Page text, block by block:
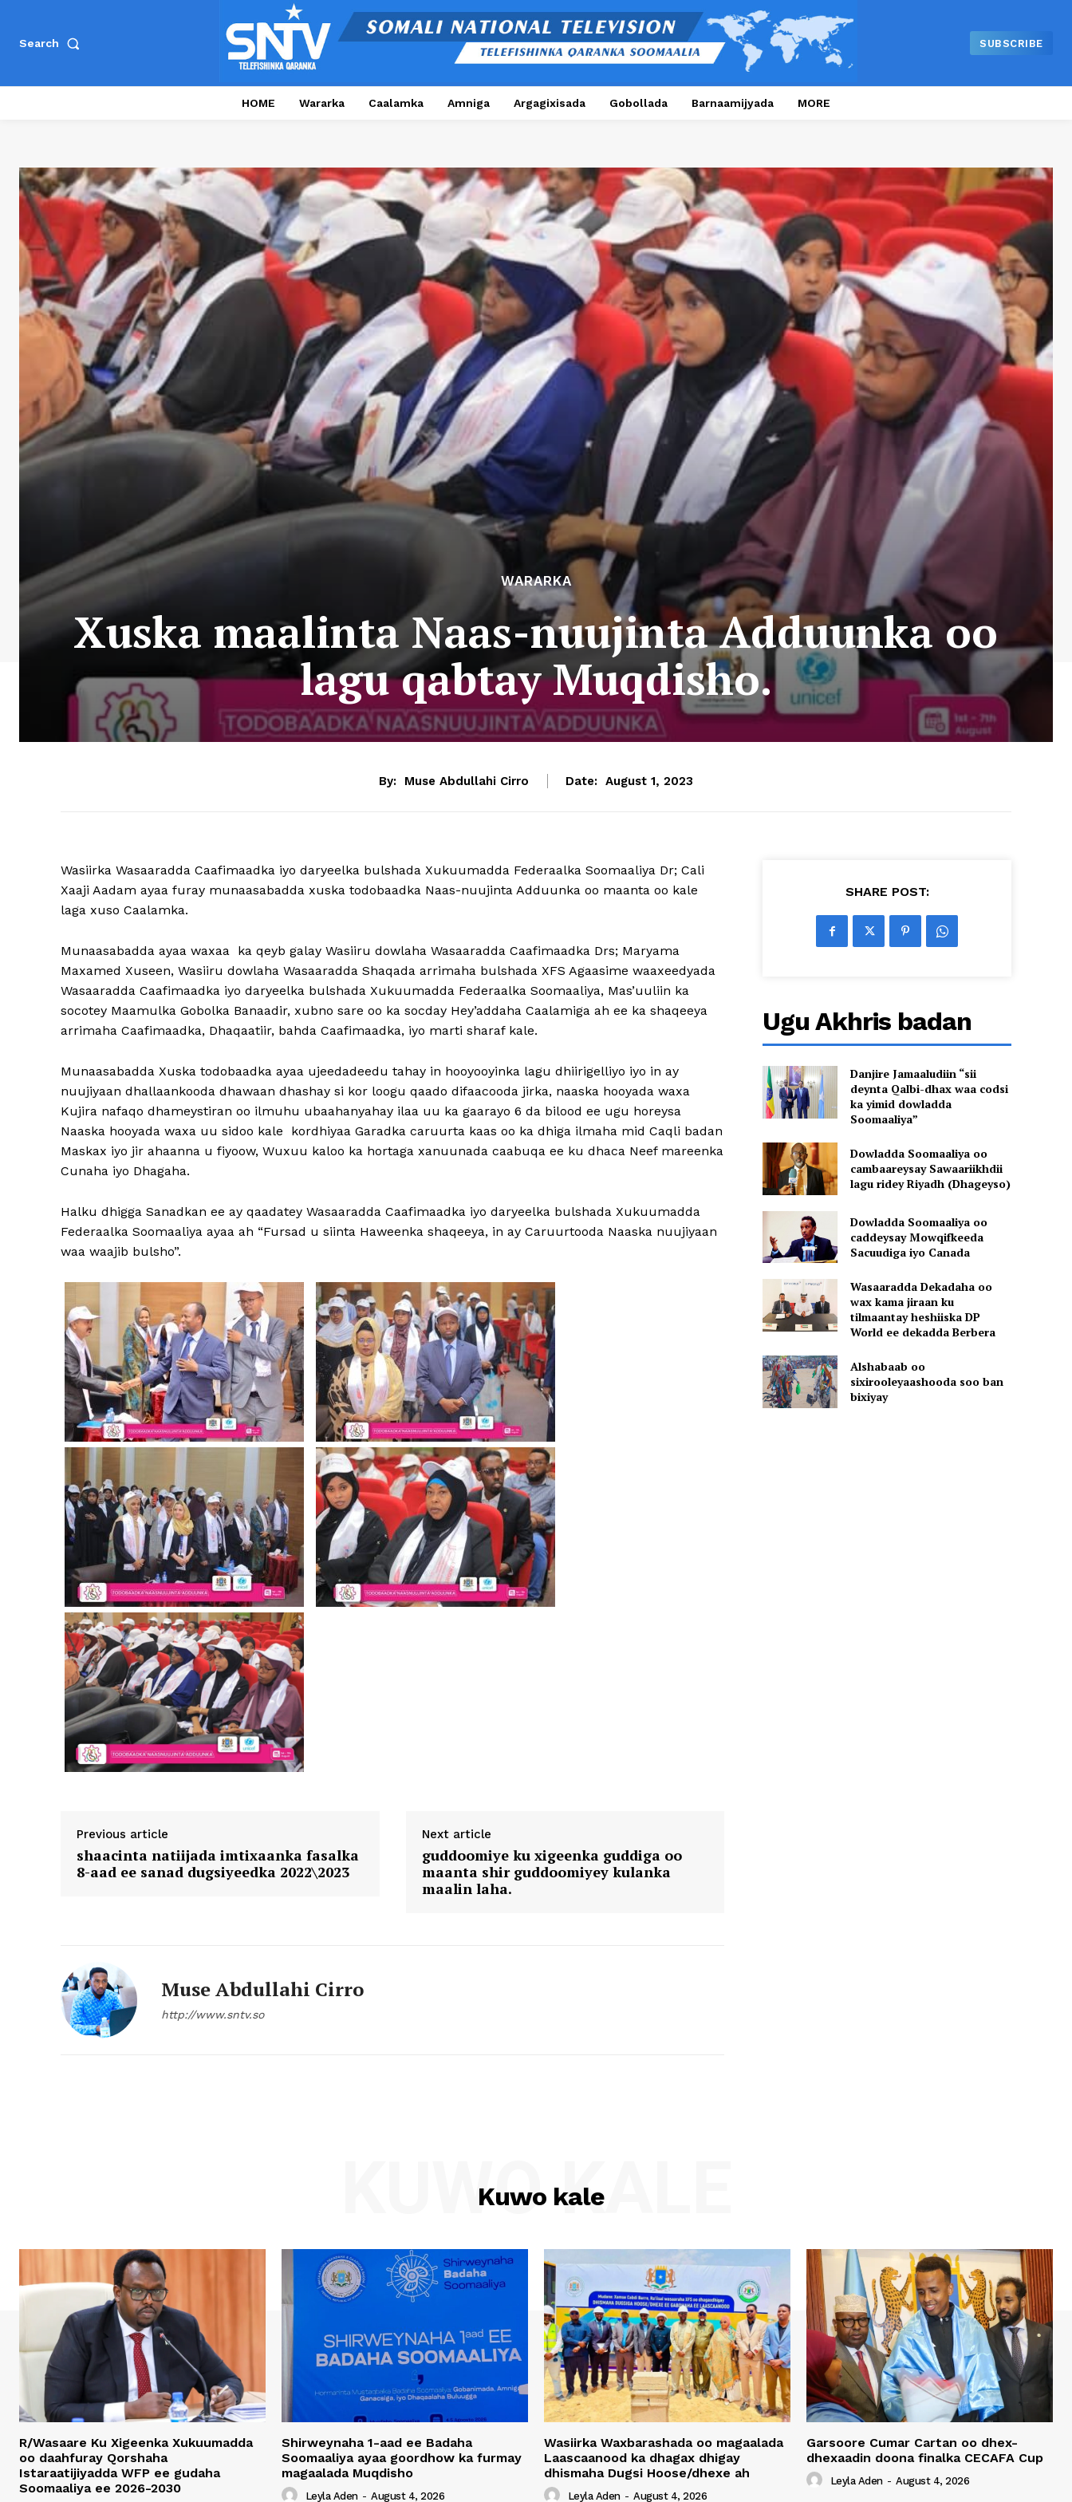
Search SUBSCRIBE
HOME Wararka Caalamka Amniga Argagixisada Gobollada Barnaamijyada MORE
WARARKA
Xuska maalinta Naas-nuujinta Adduunka oo
lagu qabtay Muqdisho.
By: Muse Abdullahi Cirro Date: August 1, 2023
Wasiirka Wasaaradda Caafimaadka iyo daryeelka bulshada Xukuumadda Federaalka Soomaaliya Dr; Cali
Xaaji Aadam ayaa furay munaasabadda xuska todobaadka Naas-nuujinta Adduunka oo maanta oo kale
laga xuso Caalamka.
Munaasabadda ayaa waxaa ka qeyb galay Wasiiru dowlaha Wasaaradda Caafimaadka Drs; Maryama
Maxamed Xuseen, Wasiiru dowlaha Wasaaradda Shaqada arrimaha bulshada XFS Agaasime waaxeedyada
Wasaaradda Caafimaadka iyo daryeelka bulshada Xukuumadda Federaalka Soomaaliya, Mas’uuliin ka
socotey Maamulka Gobolka Banaadir, xubno sare oo ka socday Hey’addaha Caalamiga ah ee ka shaqeeya
arrimaha Caafimaadka, Dhaqaatiir, bahda Caafimaadka, iyo marti sharaf kale.
Munaasabadda Xuska todobaadka ayaa ujeedadeedu tahay in hooyooyinka lagu dhiirigelliyo iyo in ay
nuujiyaan dhallaankooda dhawaan dhashay si kor loogu qaado difaacooda jirka, naaska hooyada waxa
Kujira nafaqo dhameystiran oo ilmuhu ubaahanyahay ilaa uu ka gaarayo 6 da bilood ee ugu horeysa
Naaska hooyada waxa uu sidoo kale kordhiyaa Garadka caruurta kaas oo ka dhiga ilmaha mid Caqli badan
Maskax iyo jir ahaanna u fiyoow, Wuxuu kaloo ka hortaga xanuunada caabuqa ee ku dhaca Neef mareenka
Cunaha iyo Dhagaha.
Halku dhigga Sanadkan ee ay qaadatey Wasaaradda Caafimaadka iyo daryeelka bulshada Xukuumadda
Federaalka Soomaaliya ayaa ah “Fursad u siinta Haweenka shaqeeya, in ay Caruurtooda Naaska nuujiyaan
waa waajib bulsho”.
Previous article
shaacinta natiijada imtixaanka fasalka
8-aad ee sanad dugsiyeedka 2022\2023
Next article
guddoomiye ku xigeenka guddiga oo
maanta shir guddoomiyey kulanka
maalin laha.
Muse Abdullahi Cirro
http://www.sntv.so
SHARE POST:
Ugu Akhris badan
Danjire Jamaaludiin “sii
deynta Qalbi-dhax waa codsi
ka yimid dowladda
Soomaaliya”
Dowladda Soomaaliya oo
cambaareysay Sawaariikhdii
lagu ridey Riyadh (Dhageyso)
Dowladda Soomaaliya oo
caddeysay Mowqifkeeda
Sacuudiga iyo Canada
Wasaaradda Dekadaha oo
wax kama jiraan ku
tilmaantay heshiiska DP
World ee dekadda Berbera
Alshabaab oo
sixirooleyaashooda soo ban
bixiyay
Kuwo kale
KUWO KALE
R/Wasaare Ku Xigeenka Xukuumadda
oo daahfuray Qorshaha
Istaraatijiyadda WFP ee gudaha
Soomaaliya ee 2026-2030
Shirweynaha 1-aad ee Badaha
Soomaaliya ayaa goordhow ka furmay
magaalada Muqdisho
Leyla Aden - August 4, 2026
Wasiirka Waxbarashada oo magaalada
Laascaanood ka dhagax dhigay
dhismaha Dugsi Hoose/dhexe ah
Leyla Aden - August 4, 2026
Garsoore Cumar Cartan oo dhex-
dhexaadin doona finalka CECAFA Cup
Leyla Aden - August 4, 2026